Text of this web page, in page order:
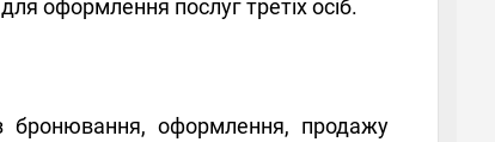
оформлення послуг третіх осіб.
бронювання, оформлення, продажу